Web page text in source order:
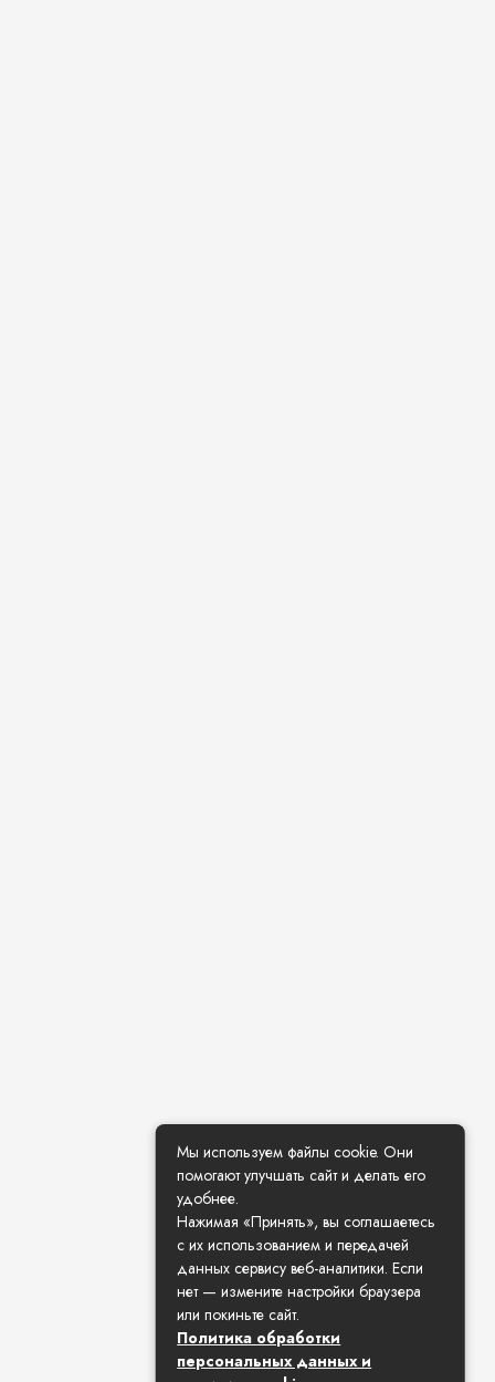
Мы используем файлы cookie. Они
помогают улучшать сайт и делать его
удобнее.
Нажимая «Принять», вы соглашаетесь
с их использованием и передачей
данных сервису веб-аналитики. Если
нет — измените настройки браузера
или покиньте сайт.
Политика обработки
персональных данных и